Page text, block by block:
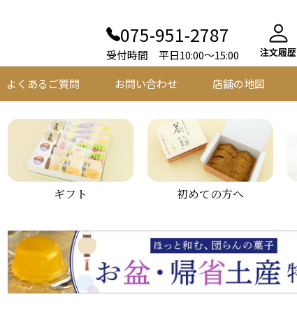
075-951-2787
受付時間 平日10:00～15:00 注文履歴
よくあるご質問 お問い合わせ 店舗の地図
ギフト 初めての方へ